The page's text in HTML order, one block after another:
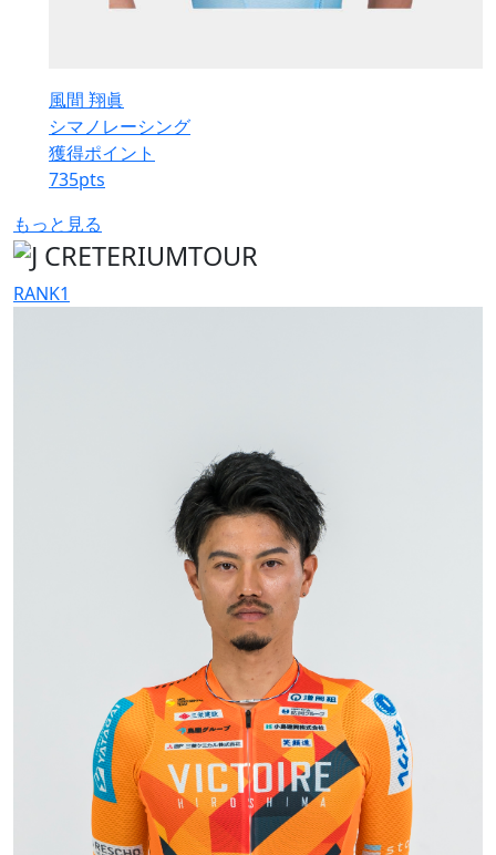
風間 翔眞
シマノレーシング
獲得ポイント
735pts
もっと見る
RANK1